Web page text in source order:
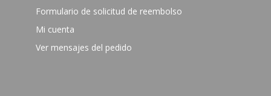
Formulario de solicitud de reembolso
Mi cuenta
Ver mensajes del pedido